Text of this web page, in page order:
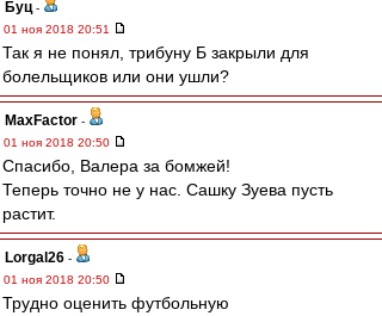
Буц -
01 ноя 2018 20:51
Так я не понял, трибуну Б закрыли для
болельщиков или они ушли?
MaxFactor -
01 ноя 2018 20:50
Спасибо, Валера за бомжей!
Теперь точно не у нас. Сашку Зуева пусть
растит.
Lorgal26 -
01 ноя 2018 20:50
Трудно оценить футбольную